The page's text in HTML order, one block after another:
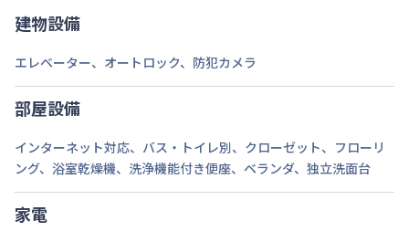
建物設備
エレベーター、 オートロック、 防犯カメラ
部屋設備
インターネット対応、 バス・トイレ別、 クローゼット、 フローリ
ング、 浴室乾燥機、 洗浄機能付き便座、 ベランダ、 独立洗面台
家電